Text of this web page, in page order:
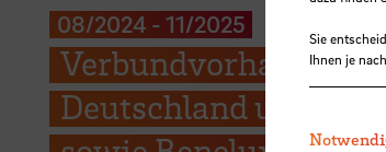
08/2024 - 11/2025
Verbundvorhaben:
Deutschland und
Sie
Ihnen je